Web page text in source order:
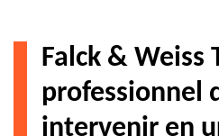
Falck & Weiss
professionnel
intervenir en